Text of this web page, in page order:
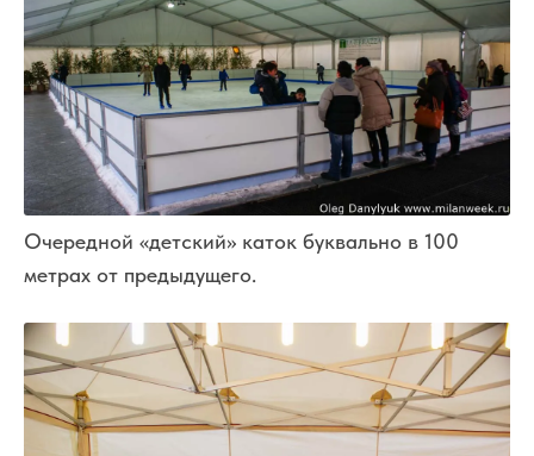
Очередной «детский» каток буквально в 100
метрах от предыдущего.